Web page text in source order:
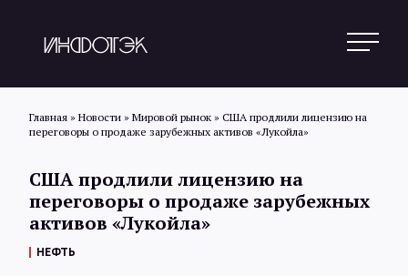
Новости
Главная » Новости » Мировой рынок » США продлили лицензию на
переговоры о продаже зарубежных активов «Лукойла»
США продлили лицензию на
переговоры о продаже зарубежных
активов «Лукойла»
НЕФТЬ